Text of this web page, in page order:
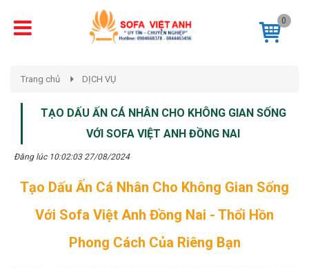
0
Trang chủ DỊCH VỤ
TẠO DẤU ẤN CÁ NHÂN CHO KHÔNG GIAN SỐNG
VỚI SOFA VIỆT ANH ĐỒNG NAI
Đăng lúc 10:02:03 27/08/2024
Tạo Dấu Ấn Cá Nhân Cho Không Gian Sống
Với Sofa Việt Anh Đồng Nai - Thổi Hồn
Phong Cách Của Riêng Bạn